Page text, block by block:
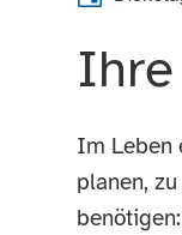
Im Leben
planen,